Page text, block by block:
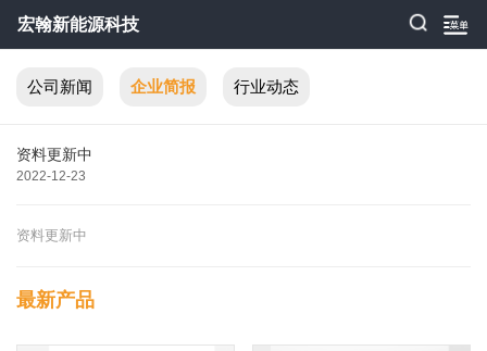
宏翰新能源科技
公司新闻 企业简报 行业动态
资料更新中
2022-12-23
资料更新中
最新产品